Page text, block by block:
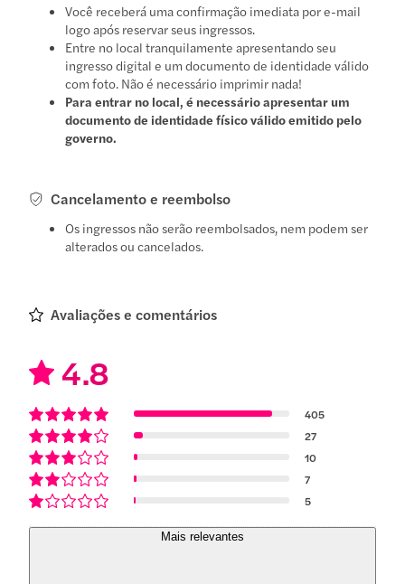
Você receberá uma confirmação imediata por e-mail
logo após reservar seus ingressos.
Entre no local tranquilamente apresentando seu
ingresso digital e um documento de identidade válido
com foto. Não é necessário imprimir nada!
Para entrar no local, é necessário apresentar um
documento de identidade físico válido emitido pelo
governo.
Cancelamento e reembolso
Os ingressos não serão reembolsados, nem podem ser
alterados ou cancelados.
Avaliações e comentários
4.8
405
27
10
7
5
Mais relevantes